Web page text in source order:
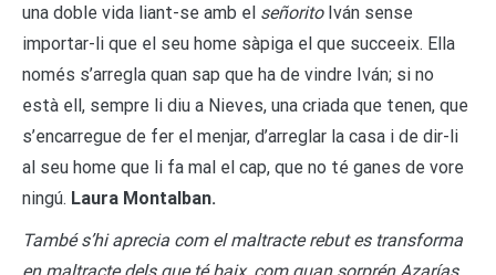
una doble vida liant-se amb el señoritoIván sense
importar-li que el seu home sàpiga el que succeeix. Ella
només s’arregla quan sap que ha de vindre Iván; si no
està ell, sempre li diu a Nieves, una criada que tenen, que
s’encarregue de fer el menjar, d’arreglar la casa i de dir-li
al seu home que li fa mal el cap, que no té ganes de vore
ningú. Laura Montalban.
També s’hi aprecia com el maltracte rebut es transforma
en maltracte dels que té baix, com quan sorprén Azarías